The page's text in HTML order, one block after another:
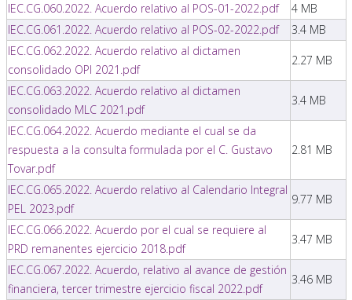
IEC.CG.060.2022. Acuerdo relativo al POS-01-2022.pdf
4 MB
IEC.CG.061.2022. Acuerdo relativo al POS-02-2022.pdf
3.4 MB
IEC.CG.062.2022. Acuerdo relativo al dictamen
consolidado OPI 2021.pdf
2.27 MB
IEC.CG.063.2022. Acuerdo relativo al dictamen
consolidado MLC 2021.pdf
3.4 MB
IEC.CG.064.2022. Acuerdo mediante el cual se da
respuesta a la consulta formulada por el C. Gustavo
Tovar.pdf
2.81 MB
IEC.CG.065.2022. Acuerdo relativo al Calendario Integral
PEL 2023.pdf
9.77 MB
IEC.CG.066.2022. Acuerdo por el cual se requiere al
PRD remanentes ejercicio 2018.pdf
3.47 MB
IEC.CG.067.2022. Acuerdo, relativo al avance de gestión
financiera, tercer trimestre ejercicio fiscal 2022.pdf
3.46 MB